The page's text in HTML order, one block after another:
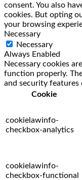
consent. You also
cookies. But opting
your browsing
Necessary
Necessary
Always Enabled
Necessary cookies
function properly.
and security features
Cookie
cookielawinfo-
checkbox-analytics
cookielawinfo-
checkbox-functional